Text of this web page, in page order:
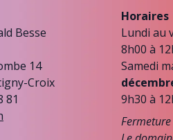
Besse
14
Croix
81
Horaires
Lundi au
8h00 à
Samedi
9h30 à